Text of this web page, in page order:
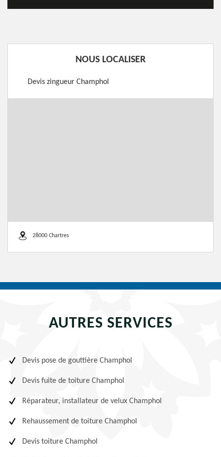
NOUS LOCALISER
Devis zingueur Champhol
28000 Chartres
AUTRES SERVICES
Devis pose de gouttière Champhol
Devis fuite de toiture Champhol
Réparateur, installateur de velux Champhol
Rehaussement de toiture Champhol
Devis toiture Champhol